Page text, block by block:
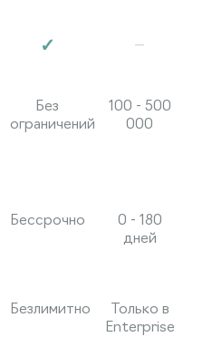
✓ –
Без
ограничений
100 - 500
000
Бессрочно
0 - 180
дней
Безлимитно
Только в
Enterprise